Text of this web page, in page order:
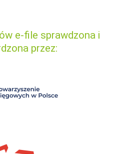
e-file sprawdzona i
przez: